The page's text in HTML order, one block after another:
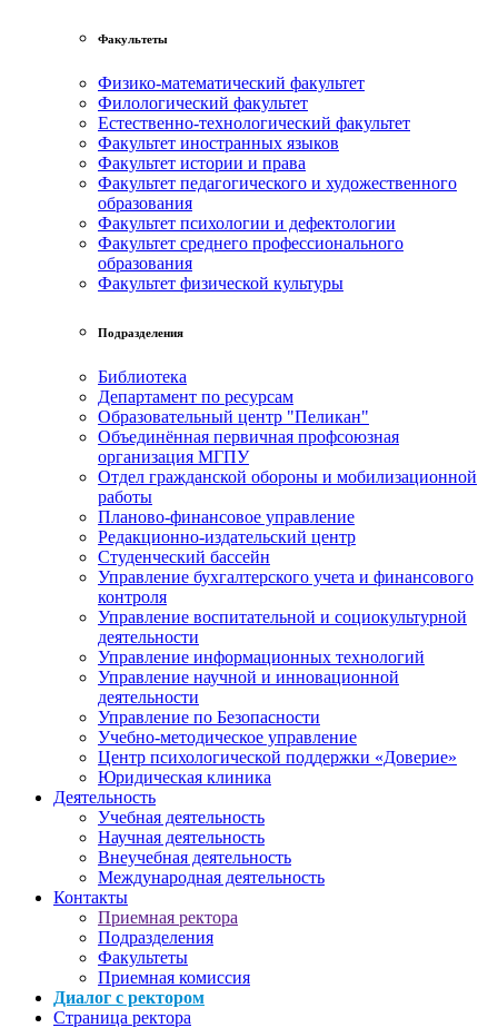
Факультеты
Физико-математический факультет
Филологический факультет
Естественно-технологический факультет
Факультет иностранных языков
Факультет истории и права
Факультет педагогического и художественного
образования
Факультет психологии и дефектологии
Факультет среднего профессионального
образования
Факультет физической культуры
Подразделения
Библиотека
Департамент по ресурсам
Образовательный центр "Пеликан"
Объединённая первичная профсоюзная
организация МГПУ
Отдел гражданской обороны и мобилизационной
работы
Планово-финансовое управление
Редакционно-издательский центр
Студенческий бассейн
Управление бухгалтерского учета и финансового
контроля
Управление воспитательной и социокультурной
деятельности
Управление информационных технологий
Управление научной и инновационной
деятельности
Управление по Безопасности
Учебно-методическое управление
Центр психологической поддержки «Доверие»
Юридическая клиника
Деятельность
Учебная деятельность
Научная деятельность
Внеучебная деятельность
Международная деятельность
Контакты
Приемная ректора
Подразделения
Факультеты
Приемная комиссия
Диалог с ректором
Страница ректора